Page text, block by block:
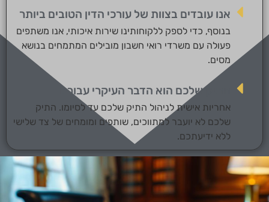
אנו עובדים בצוות של עורכי הדין הטובים ביותר
בנוסף, כדי לספק ללקוחותינו שירות איכותי, אנו משתפים
פעולה עם משרדי רואי חשבון מובילים המתמחים בנושא
מסים.
התיק שלכם הוא הדבר העיקרי עבורנו
אחריות אישית לניהול התיק שלכם עד לסיומו. התיק
שלכם לא יועבר למתווכים, שותפים ומומחים של צד שלישי
ללא ידיעתכם.